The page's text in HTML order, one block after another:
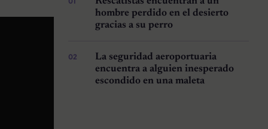
hombre perdido en el desierto
gracias a su perro
La seguridad aeroportuaria
encuentra a alguien inesperado
escondido en una maleta